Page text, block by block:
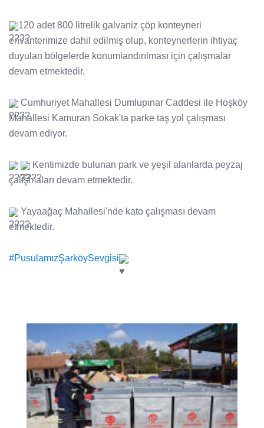
120 adet 800 litrelik galvaniz çöp konteyneri
envanterimize dahil edilmiş olup, konteynerlerin ihtiyaç
duyulan bölgelerde konumlandırılması için çalışmalar
devam etmektedir.
Cumhuriyet Mahallesi Dumlupınar Caddesi ile Hoşköy
Mahallesi Kamuran Sokak'ta parke taş yol çalışması
devam ediyor.
Kentimizde bulunan park ve yeşil alanlarda peyzaj
çalışmaları devam etmektedir.
Yayaağaç Mahallesi'nde kato çalışması devam
etmektedir.
#PusulamızŞarköySevgisi